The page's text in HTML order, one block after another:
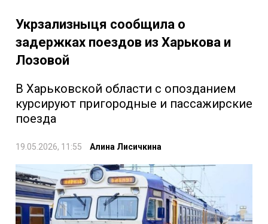
Укрзализныця сообщила о
задержках поездов из Харькова и
Лозовой
В Харьковской области с опозданием
курсируют пригородные и пассажирские
поезда
19.05.2026, 11:55 Алина Лисичкина